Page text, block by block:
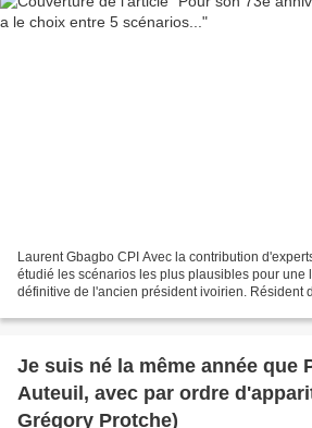
Laurent Gbagbo CPI Avec la contribution
étudié les scénarios les plus plausibles pour une
définitive de l'ancien président ivoirien. Résident
Je suis né la même année que
Auteuil, avec par ordre
Grégory Protche)